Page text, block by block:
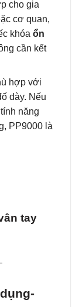
cho gia
cơ quan,
khóa ổn
cần kết
hợp với
dày. Nếu
năng
PP9000 là
tay